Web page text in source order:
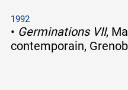
1992
• Germinations VII,
contemporain,